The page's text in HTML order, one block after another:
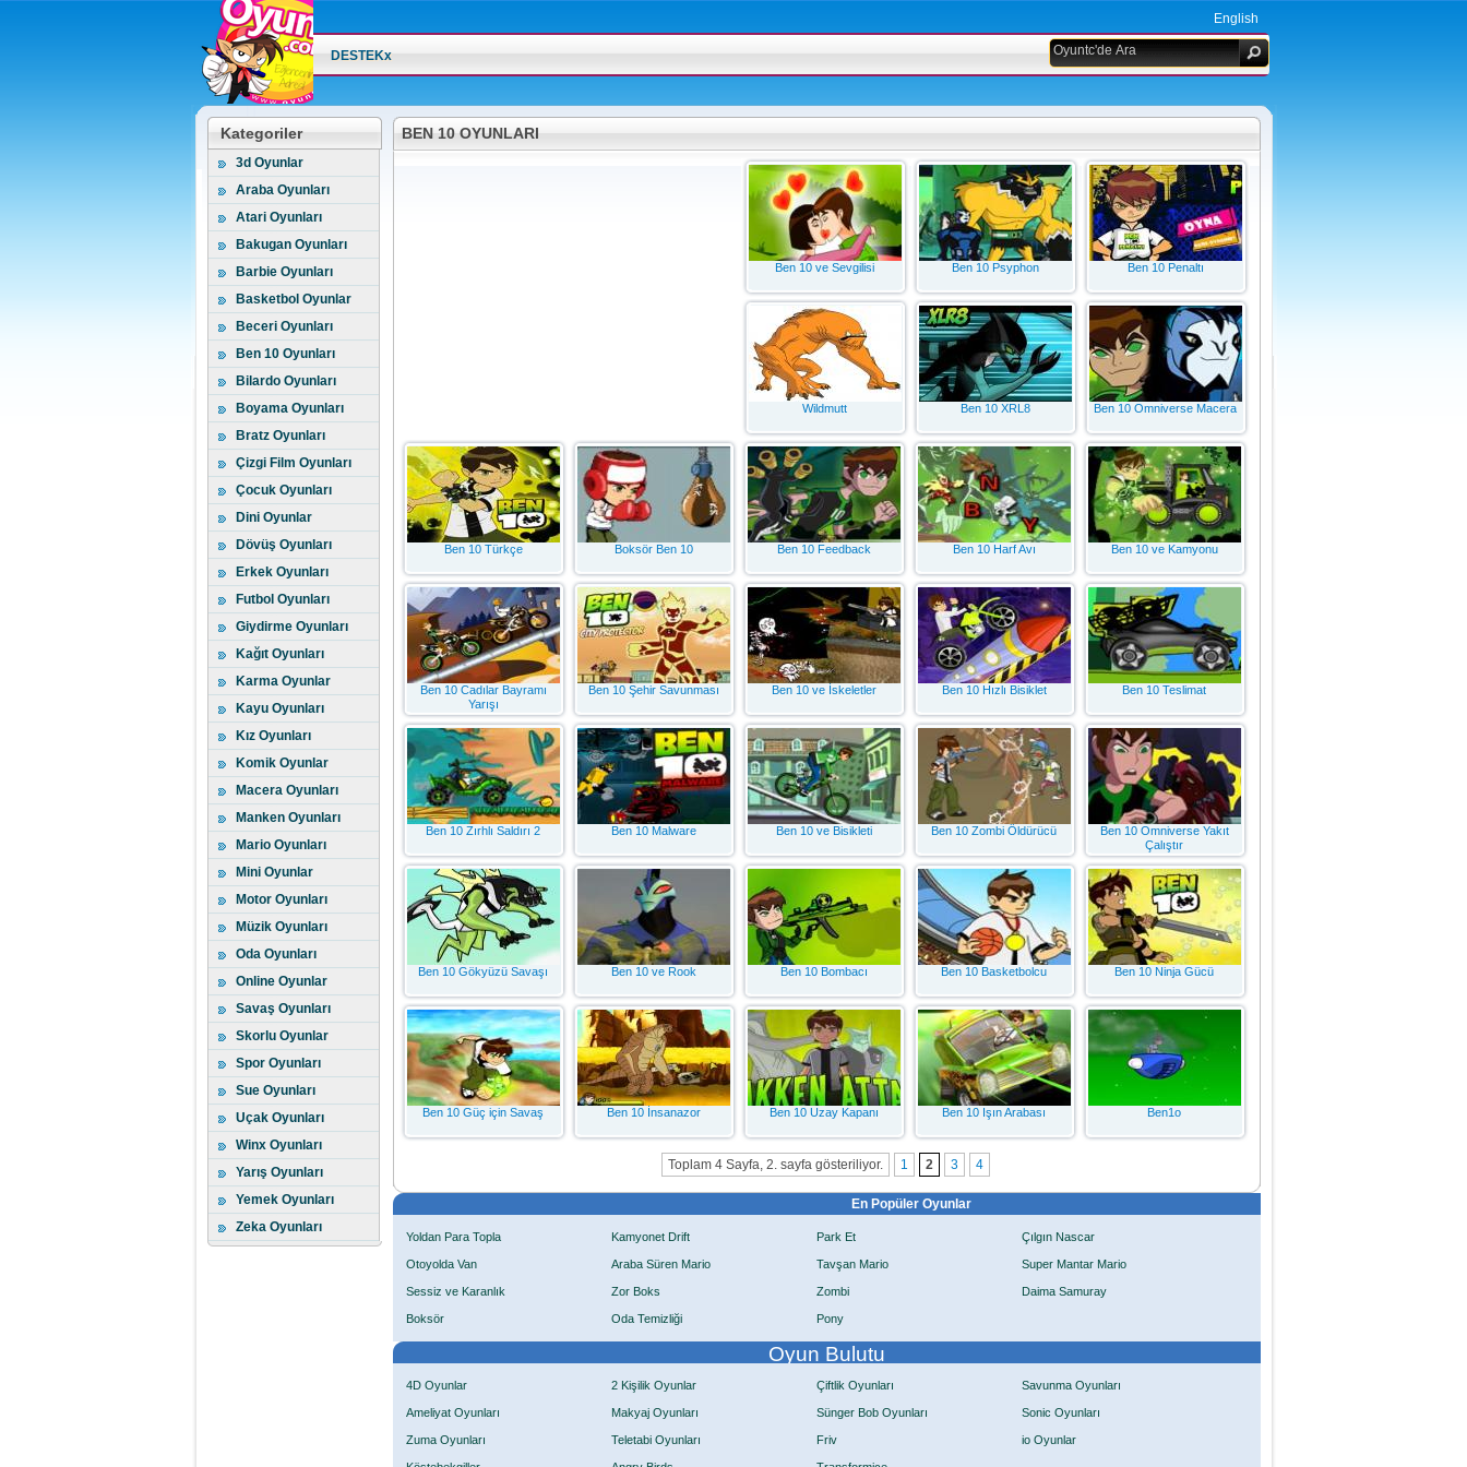
English
DESTEKx
Kategoriler
3d Oyunlar
Araba Oyunları
Atari Oyunları
Bakugan Oyunları
Barbie Oyunları
Basketbol Oyunlar
Beceri Oyunları
Ben 10 Oyunları
Bilardo Oyunları
Boyama Oyunları
Bratz Oyunları
Çizgi Film Oyunları
Çocuk Oyunları
Dini Oyunlar
Dövüş Oyunları
Erkek Oyunları
Futbol Oyunları
Giydirme Oyunları
Kağıt Oyunları
Karma Oyunlar
Kayu Oyunları
Kız Oyunları
Komik Oyunlar
Macera Oyunları
Manken Oyunları
Mario Oyunları
Mini Oyunlar
Motor Oyunları
Müzik Oyunları
Oda Oyunları
Online Oyunlar
Savaş Oyunları
Skorlu Oyunlar
Spor Oyunları
Sue Oyunları
Uçak Oyunları
Winx Oyunları
Yarış Oyunları
Yemek Oyunları
Zeka Oyunları
BEN 10 OYUNLARI
Ben 10 ve Sevgilisi Ben 10 Psyphon Ben 10 Penaltı
Wildmutt Ben 10 XRL8 Ben 10 Omniverse Macera
Ben 10 Türkçe Boksör Ben 10 Ben 10 Feedback Ben 10 Harf Avı Ben 10 ve Kamyonu
Ben 10 Cadılar Bayramı
Yarışı
Ben 10 Şehir Savunması Ben 10 ve İskeletler Ben 10 Hızlı Bisiklet Ben 10 Teslimat
Ben 10 Zırhlı Saldırı 2 Ben 10 Malware Ben 10 ve Bisikleti Ben 10 Zombi Öldürücü
Ben 10 Omniverse Yakıt
Çalıştır
Ben 10 Gökyüzü Savaşı Ben 10 ve Rook Ben 10 Bombacı Ben 10 Basketbolcu Ben 10 Ninja Gücü
Ben 10 Güç için Savaş Ben 10 İnsanazor Ben 10 Uzay Kapanı Ben 10 Işın Arabası Ben1o
Toplam 4 Sayfa, 2. sayfa gösteriliyor. 1 2 3 4
En Popüler Oyunlar
Yoldan Para Topla Kamyonet Drift Park Et Çılgın Nascar
Otoyolda Van Araba Süren Mario Tavşan Mario Super Mantar Mario
Sessiz ve Karanlık Zor Boks Zombi Daima Samuray
Boksör Oda Temizliği Pony
Oyun Bulutu
4D Oyunlar 2 Kişilik Oyunlar Çiftlik Oyunları Savunma Oyunları
Ameliyat Oyunları Makyaj Oyunları Sünger Bob Oyunları Sonic Oyunları
Zuma Oyunları Teletabi Oyunları Friv io Oyunlar